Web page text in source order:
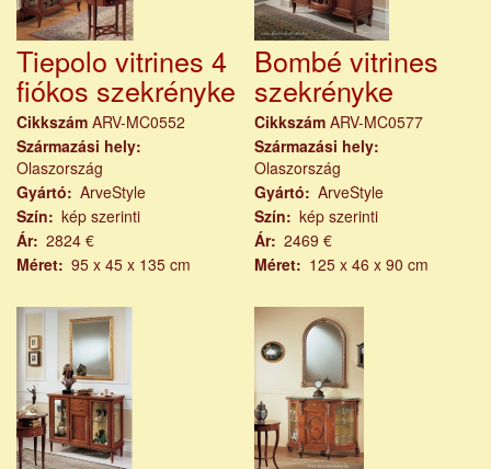
Tiepolo vitrines 4
fiókos szekrényke
Cikkszám ARV-MC0552
Származási hely
Olaszország
Gyártó
ArveStyle
Szín
kép szerinti
Ár 2824 €
Méret 95 x 45 x 135 cm
Bombé vitrines
szekrényke
Cikkszám ARV-MC0577
Származási hely
Olaszország
Gyártó
ArveStyle
Szín
kép szerinti
Ár
2469 €
Méret
125 x 46 x 90 cm